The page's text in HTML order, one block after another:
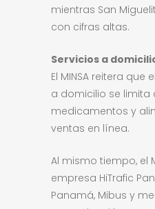
mientras San
con cifras altas.
Servicios a
El MINSA reitera
a domicilio se limita
medicamentos y
ventas en línea.
Al mismo tiempo, el
empresa HiTrafic
Panamá, Mibus y